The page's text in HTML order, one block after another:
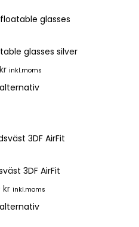
glasses silver
kr inkl.moms
3DF AirFit
kr inkl.moms